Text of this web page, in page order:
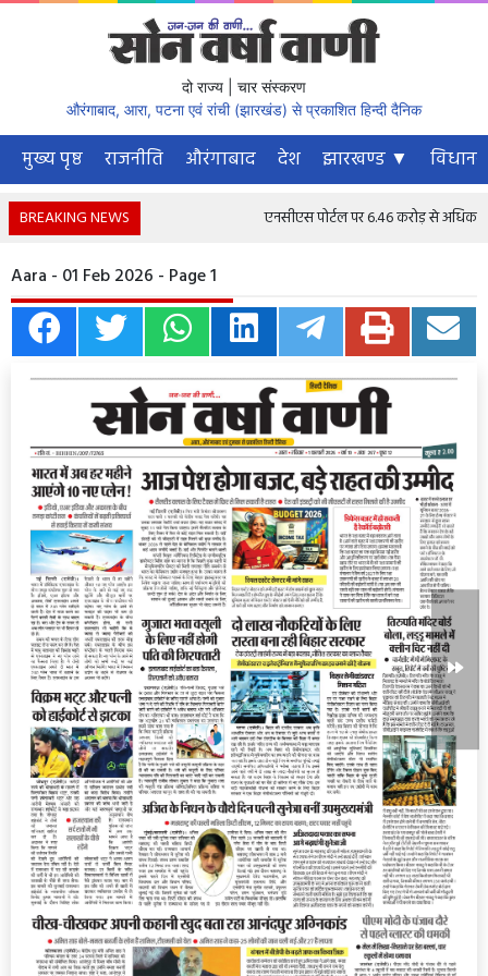
दो राज्य | चार संस्करण
औरंगाबाद, आरा, पटना एवं रांची (झारखंड) से प्रकाशित हिन्दी दैनिक
मुख्य पृष्ठ राजनीति औरंगाबाद देश झारखण्ड ▼
BREAKING NEWS एनसीएस पोर्टल पर 6.46 करोड़ से अधिक
Aara - 01 Feb 2026 - Page 1